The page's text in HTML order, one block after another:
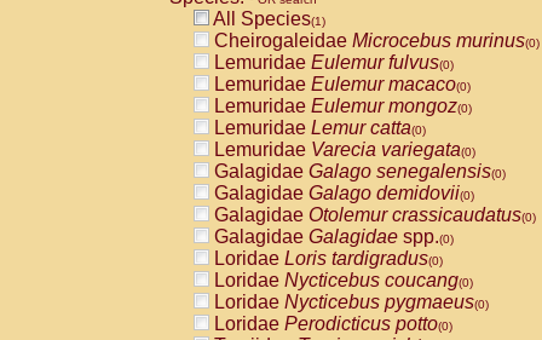
CebidaeCebus nigrivittatus
CebidaeCebus spp.(0)
CebidaeSaimiri boliviensis(0)
CebidaeSaimiri sciureus(0)
AtelidaeAlouatta caraya(0)
AtelidaeAlouatta fusca(0)
AtelidaeAlouatta seniculus(0)
AtelidaeAlouattaspp.(0)
AtelidaeAteles belzebuth(0)
AtelidaeAteles geoffroyi(0)
AtelidaeAteles paniscus(0)
AtelidaeAtelesspp.(0)
AtelidaeLagothrix lagothricha(0)
AtelidaeLagothrix lagothricha cana
PitheciidaeCacajao calvus
All Species(1)
Cheirogaleidae Microcebus murinus(0)
Lemuridae Eulemur fulvus(0)
Lemuridae Eulemur macaco(0)
Lemuridae Eulemur mongoz(0)
Lemuridae Lemur catta(0)
Lemuridae Varecia variegata(0)
Galagidae Galago senegalensis(0)
Galagidae Galago demidovii(0)
Galagidae Otolemur crassicaudatus(0)
Galagidae Galagidae spp.(0)
Loridae Loris tardigradus(0)
Loridae Nycticebus coucang(0)
Loridae Nycticebus pygmaeus(0)
Loridae Perodicticus potto(0)